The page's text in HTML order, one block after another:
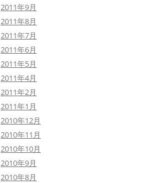
2011年9月
2011年8月
2011年7月
2011年6月
2011年5月
2011年4月
2011年2月
2011年1月
2010年12月
2010年11月
2010年10月
2010年9月
2010年8月